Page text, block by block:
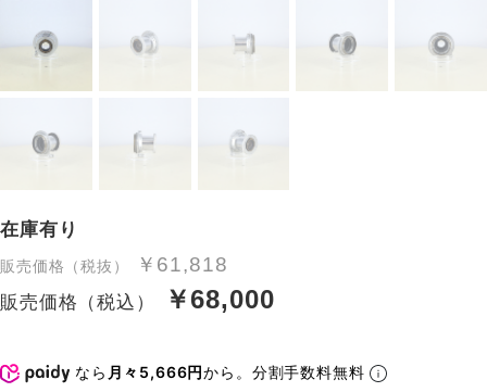
在庫有り
販売価格（税抜） ￥61,818
販売価格（税込） ￥68,000
なら 月々5,666円から。分割手数料無料